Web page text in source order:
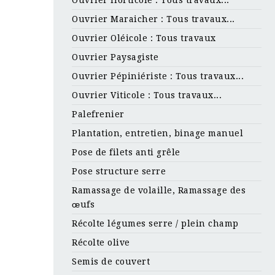
Ouvrier Maraicher : Tous travaux...
Ouvrier Oléicole : Tous travaux
Ouvrier Paysagiste
Ouvrier Pépiniériste : Tous travaux...
Ouvrier Viticole : Tous travaux...
Palefrenier
Plantation, entretien, binage manuel
Pose de filets anti grêle
Pose structure serre
Ramassage de volaille, Ramassage des
œufs
Récolte légumes serre / plein champ
Récolte olive
Semis de couvert